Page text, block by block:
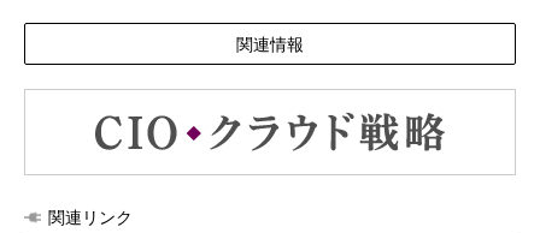
関連情報
関連リンク